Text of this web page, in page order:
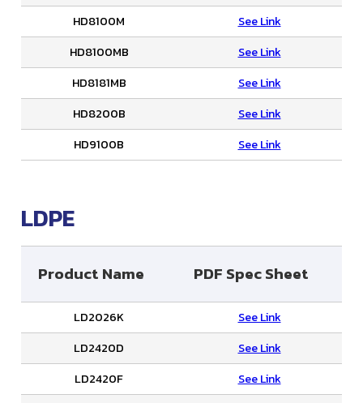
HD8100M
See Link
HD8100MB
See Link
HD8181MB
See Link
HD8200B
See Link
HD9100B
See Link
LDPE
Product Name PDF Spec Sheet
LD2026K
See Link
LD2420D
See Link
LD2420F
See Link